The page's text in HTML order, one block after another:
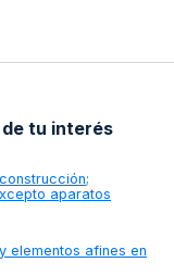
tu interés
aparatos
elementos afines en